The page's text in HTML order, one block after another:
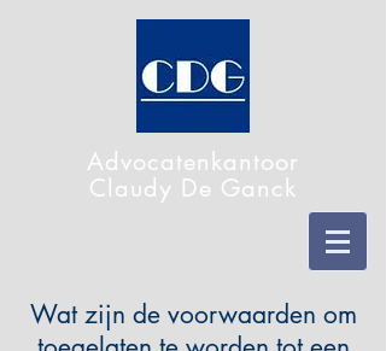
Advocatenkantoor
Claudy De Ganck
Wat zijn de voorwaarden om